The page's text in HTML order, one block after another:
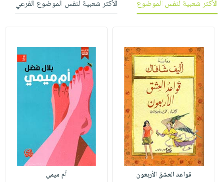
الأكثر شعبية لنفس الموضوع الأكثر شعبية لنفس الموضوع الفرعي
قواعد العشق الأربعون
أم ميمي